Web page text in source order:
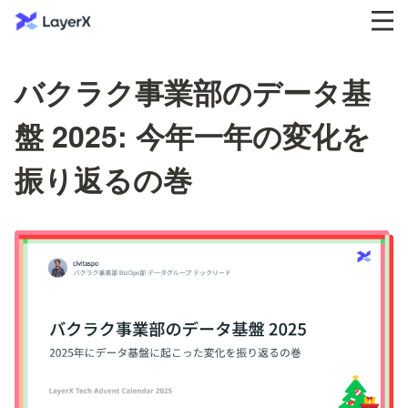
バクラク事業部のデータ基
盤 2025: 今年一年の変化を
振り返るの巻